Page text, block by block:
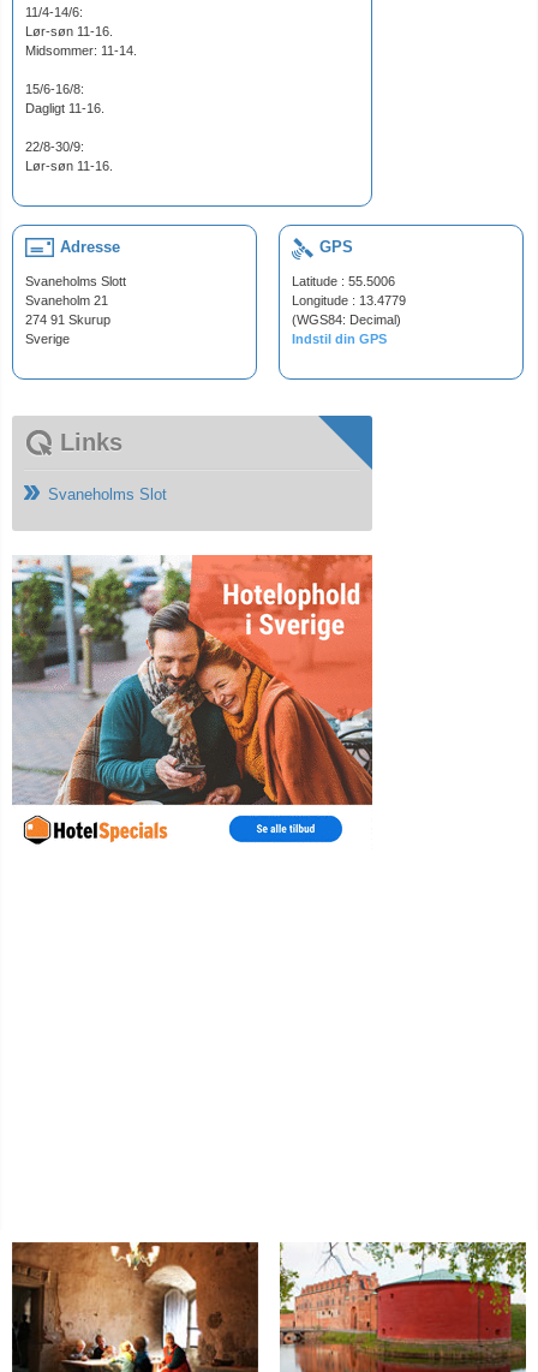
11/4-14/6:
Lør-søn 11-16.
Midsommer: 11-14.
15/6-16/8:
Dagligt 11-16.
22/8-30/9:
Lør-søn 11-16.
Adresse
Svaneholms Slott
Svaneholm 21
274 91 Skurup
Sverige
GPS
Latitude : 55.5006
Longitude : 13.4779
(WGS84: Decimal)
Indstil din GPS
Links
Svaneholms Slot